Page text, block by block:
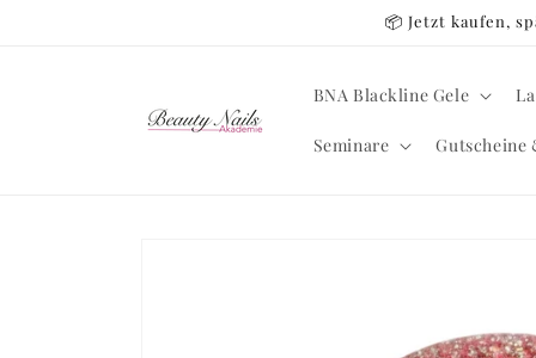
📦 Jetzt kaufen,
BNA Blackline Gele
Seminare Gutscheine